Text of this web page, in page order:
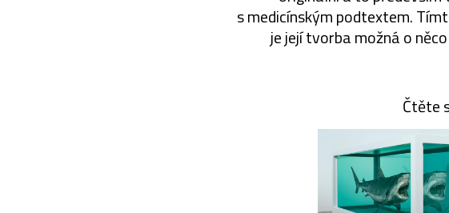
s medicínským podtextem.
je její tvorba možná o
Čtěte